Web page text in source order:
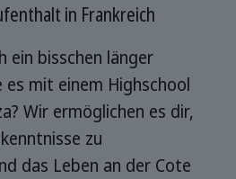
in Frankreich
ein bisschen länger
es mit einem Highschool
Wir ermöglichen es dir,
zu
das Leben an der Cote